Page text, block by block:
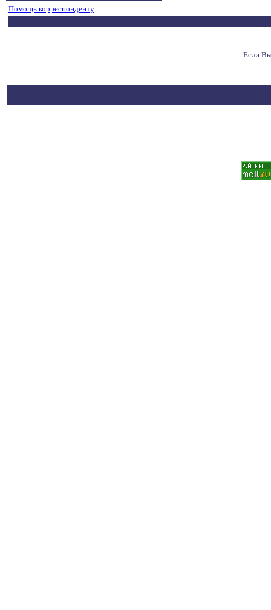
Помощь корреспонденту
Если